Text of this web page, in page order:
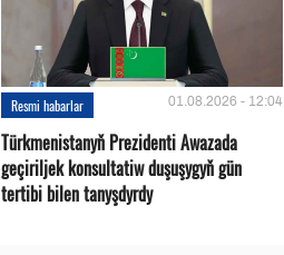
Resmi habarlar 01.08.2026 - 12:04
Türkmenistanyň Prezidenti Awazada
geçiriljek konsultatiw duşuşygyň gün
tertibi bilen tanyşdyrdy